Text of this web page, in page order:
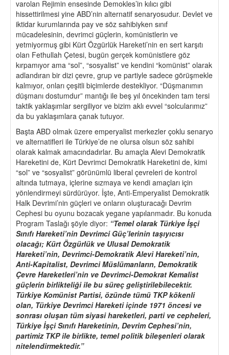
varolan Rejimin ensesinde Demokles’in kılıcı gibi
hissettirilmesi yine ABD’nin alternatif senaryosudur. Devlet ve
iktidar kurumlarında pay ve söz sahibiyken sınıf
mücadelesinin, devrimci güçlerin, komünistlerin ve
yetmiyormuş gibi Kürt Özgürlük Hareketi’nin en sert karşıtı
olan Fethullah Çetesi, bugün gerçek komünistlere göz
kırpamıyor ama “sol”, “sosyalist” ve kendini “komünist” olarak
adlandıran bir dizi çevre, grup ve partiyle sadece görüşmekle
kalmıyor, onları çeşitli biçimlerde destekliyor. “Düşmanımın
düşmanı dostumdur” mantığı ile beş yıl öncekinden tam tersi
taktik yaklaşımlar sergiliyor ve bizim aklı evvel “solcularımız”
da bu yaklaşımlara çanak tutuyor.
Başta ABD olmak üzere emperyalist merkezler çoklu senaryo
ve alternatifleri ile Türkiye’de ne olursa olsun söz sahibi
olarak kalmak amacındadırlar. Bu amaçla Alevi Demokratik
Hareketini de, Kürt Devrimci Demokratik Hareketini de, kimi
“sol” ve “sosyalist” görünümlü liberal çevreleri de kontrol
altında tutmaya, içlerine sızmaya ve kendi amaçları için
yönlendirmeyi sürdürüyor. İşte, Anti-Emperyalist Demokratik
Halk Devrimi’nin güçleri ve onların oluşturacağı Devrim
Cephesi bu oyunu bozacak yegane yapılanmadır. Bu konuda
Program Taslağı şöyle diyor: “Temel olarak Türkiye İşçi
Sınıfı Hareketi’nin Devrimci Güç’lerinin taşıyıcısı
olacağı; Kürt Özgürlük ve Ulusal Demokratik
Hareketi’nin, Devrimci-Demokratik Alevi Hareketi’nin,
Anti-Kapitalist, Devrimci Müslümanların, Demokratik
Çevre Hareketleri’nin ve Devrimci-Demokrat Kemalist
güçlerin birlikteliği ile bu süreç geliştirilebilecektir.
Türkiye Komünist Partisi, özünde tümü TKP kökenli
olan, Türkiye Devrimci Hareketi içinde 1971 öncesi ve
sonrası oluşan tüm siyasi hareketleri, parti ve cepheleri,
Türkiye İşçi Sınıfı Hareketinin, Devrim Cephesi’nin,
partimiz TKP ile birlikte, temel politik bileşenleri olarak
nitelendirmektedir.”